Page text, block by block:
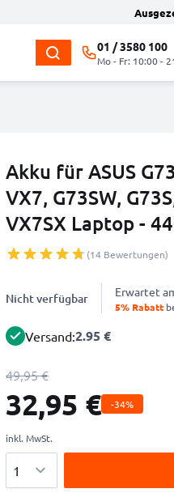
01 / 3580 100
Mo - Fr: 10:00 -
Akku für ASUS
VX7, G73SW,
VX7SX Laptop -
(14 Bewertungen)
Nicht verfügbar Erwartet
5% Rabatt
Versand:2.95 €
49,95 €
32,95 € -34%
inkl. MwSt.